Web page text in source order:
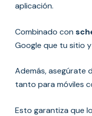
aplicación.
Combinado con
Google que tu sitio
Además, asegúrate
tanto para móviles
Esto garantiza que